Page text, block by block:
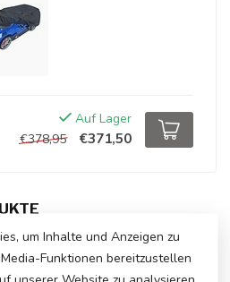
Auf Lager
€378,95
€371,50
Sitzer
€420,00
€375,00
um Inhalte und Anzeigen zu
Funktionen bereitzustellen